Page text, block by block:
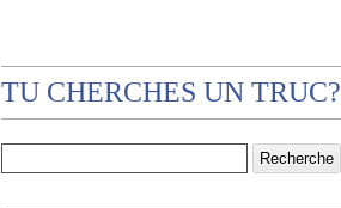
TU CHERCHES UN TRUC?